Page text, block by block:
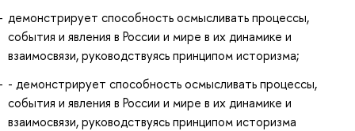
демонстрирует способность осмысливать процессы,
события и явления в России и мире в их динамике и
взаимосвязи, руководствуясь принципом историзма;
- демонстрирует способность осмысливать процессы,
события и явления в России и мире в их динамике и
взаимосвязи, руководствуясь принципом историзма